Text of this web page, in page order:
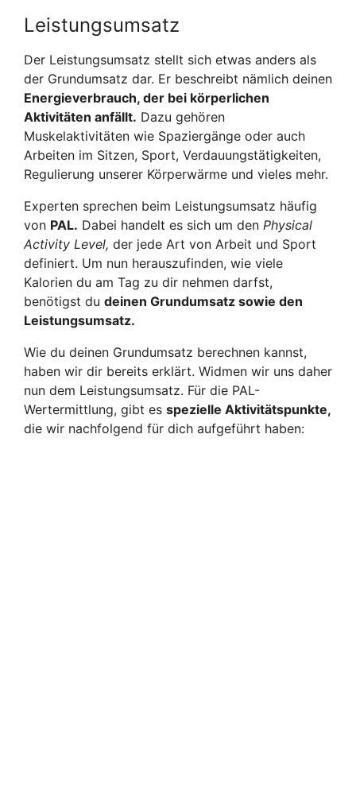
Leistungsumsatz
Der Leistungsumsatz stellt sich etwas anders als
der Grundumsatz dar. Er beschreibt nämlich deinen
Energieverbrauch, der bei körperlichen
Aktivitäten anfällt. Dazu gehören
Muskelaktivitäten wie Spaziergänge oder auch
Arbeiten im Sitzen, Sport, Verdauungstätigkeiten,
Regulierung unserer Körperwärme und vieles mehr.
Experten sprechen beim Leistungsumsatz häufig
von PAL. Dabei handelt es sich um den Physical
Activity Level, der jede Art von Arbeit und Sport
definiert. Um nun herauszufinden, wie viele
Kalorien du am Tag zu dir nehmen darfst,
benötigst du deinen Grundumsatz sowie den
Leistungsumsatz.
Wie du deinen Grundumsatz berechnen kannst,
haben wir dir bereits erklärt. Widmen wir uns daher
nun dem Leistungsumsatz. Für die PAL-
Wertermittlung, gibt es spezielle Aktivitätspunkte,
die wir nachfolgend für dich aufgeführt haben: